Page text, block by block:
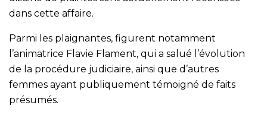
dans cette affaire.
Parmi les plaignantes, figurent notamment
l’animatrice Flavie Flament, qui a salué l’évolution
de la procédure judiciaire, ainsi que d’autres
femmes ayant publiquement témoigné de faits
présumés.